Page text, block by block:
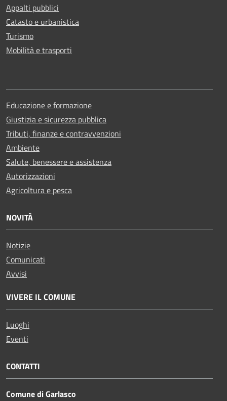
Appalti pubblici
Catasto e urbanistica
Turismo
Mobilità e trasporti
Educazione e formazione
Giustizia e sicurezza pubblica
Tributi, finanze e contravvenzioni
Ambiente
Salute, benessere e assistenza
Autorizzazioni
Agricoltura e pesca
NOVITÀ
Notizie
Comunicati
Avvisi
VIVERE IL COMUNE
Luoghi
Eventi
CONTATTI
Comune di Garlasco